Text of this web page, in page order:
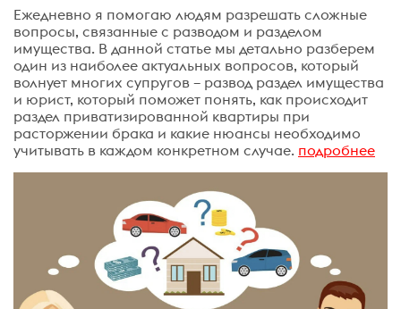
Ежедневно я помогаю людям разрешать сложные
вопросы, связанные с разводом и разделом
имущества. В данной статье мы детально разберем
один из наиболее актуальных вопросов, который
волнует многих супругов – развод раздел имущества
и юрист, который поможет понять, как происходит
раздел приватизированной квартиры при
расторжении брака и какие нюансы необходимо
учитывать в каждом конкретном случае. подробнее